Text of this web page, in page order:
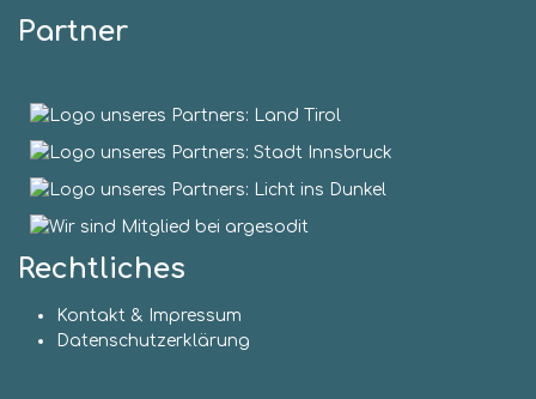
Partner
Rechtliches
Kontakt & Impressum
Datenschutzerklärung